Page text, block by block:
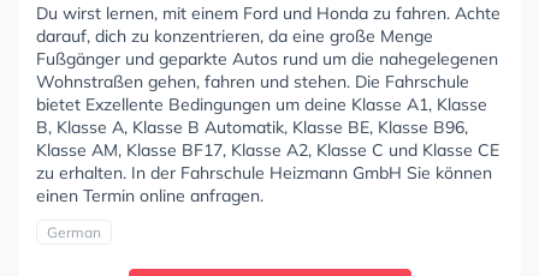
Du wirst lernen, mit einem Ford und Honda zu fahren. Achte
darauf, dich zu konzentrieren, da eine große Menge
Fußgänger und geparkte Autos rund um die nahegelegenen
Wohnstraßen gehen, fahren und stehen. Die Fahrschule
bietet Exzellente Bedingungen um deine Klasse A1, Klasse
B, Klasse A, Klasse B Automatik, Klasse BE, Klasse B96,
Klasse AM, Klasse BF17, Klasse A2, Klasse C und Klasse CE
zu erhalten. In der Fahrschule Heizmann GmbH Sie können
einen Termin online anfragen.
German